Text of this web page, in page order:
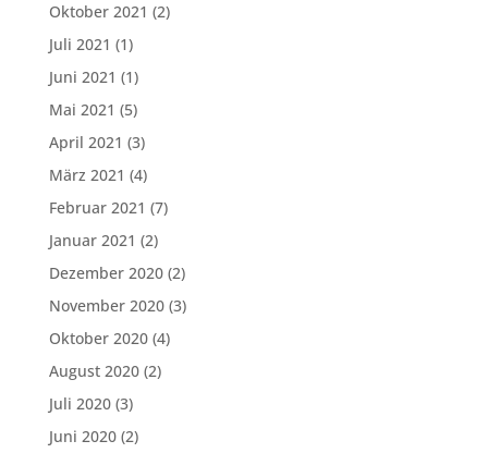
Oktober 2021 (2)
Juli 2021 (1)
Juni 2021 (1)
Mai 2021 (5)
April 2021 (3)
März 2021 (4)
Februar 2021 (7)
Januar 2021 (2)
Dezember 2020(2)
November 2020(3)
Oktober 2020(4)
August 2020(2)
Juli 2020(3)
Juni 2020(2)